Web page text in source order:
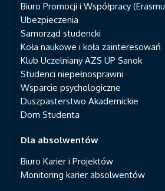
Biuro Promocji i Współpracy
Ubezpieczenia
Samorząd studencki
Koła naukowe i koła zainteresowań
Klub Uczelniany AZS UP Sanok
Studenci niepełnosprawni
Wsparcie psychologiczne
Duszpasterstwo Akademickie
Dom Studenta
Dla absolwentów
Biuro Karier i Projektów
Monitoring karier absolwentów